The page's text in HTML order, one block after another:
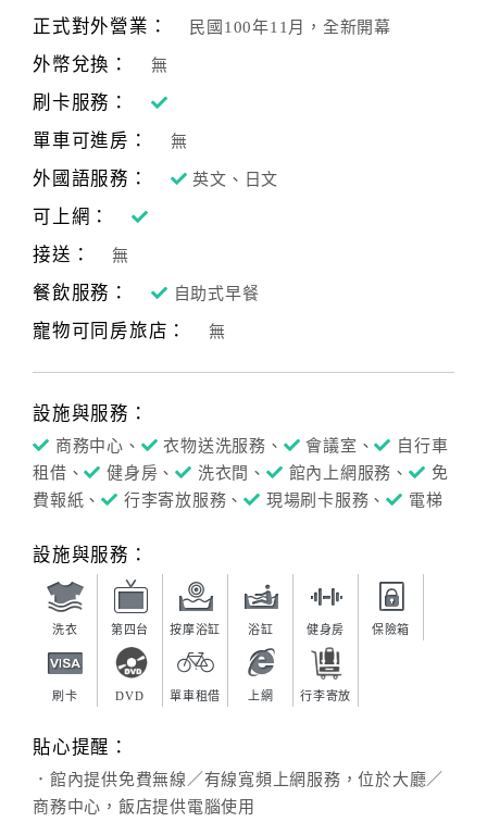
正式對外營業： 民國100年11月，全新開幕
外幣兌換： 無
刷卡服務：
單車可進房：
無
外國語服務： 英文、日文
可上網：
接送：
無
餐飲服務： 自助式早餐
寵物可同房旅店： 無
設施與服務：
商務中心、 衣物送洗服務、 會議室、
自行車
租借、
健身房、 洗衣間、 館內上網服務、
免
費報紙、
行李寄放服務、 現場刷卡服務、 電梯
設施與服務：
洗衣 第四台 按摩浴缸 浴缸 健身房 保險箱
刷卡 DVD 單車租借 上網 行李寄放
貼心提醒：
．館內提供免費無線／有線寬頻上網服務，位於大廳／
商務中心，飯店提供電腦使用